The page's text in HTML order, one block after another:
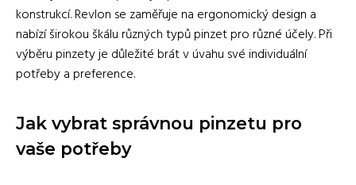
konstrukcí. Revlon se zaměřuje na ergonomický design a
nabízí širokou škálu různých typů pinzet pro různé účely. Při
výběru pinzety je důležité brát v úvahu své individuální
potřeby a preference.
Jak vybrat správnou pinzetu pro
vaše potřeby